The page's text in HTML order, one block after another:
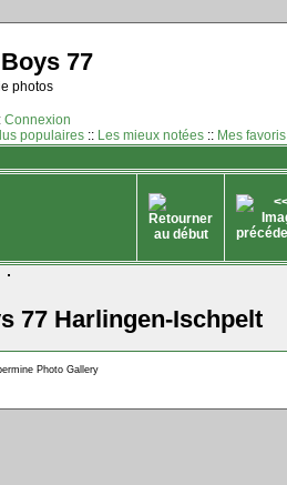
77
photos
Connexion
populaires :: Les mieux notées :: Mes favoris
77 Harlingen-Ischpelt
Photo Gallery